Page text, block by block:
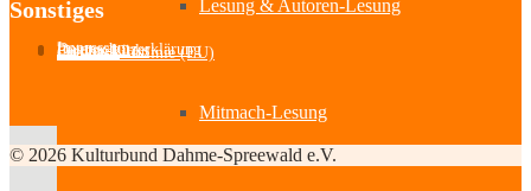
Lesung & Autoren-Lesung
Mitmach-Lesung
Sonstiges
Impressum
Datenschutzerklärung
Partner-Links
Feedback
Cookie-Richtlinie (EU)
© 2026 Kulturbund Dahme-Spreewald e.V.